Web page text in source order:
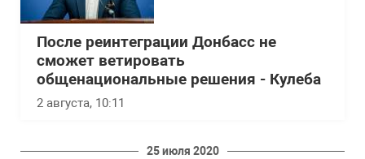
После реинтеграции Донбасс не
сможет ветировать
общенациональные решения - Кулеба
2 августа, 10:11
25 июля 2020